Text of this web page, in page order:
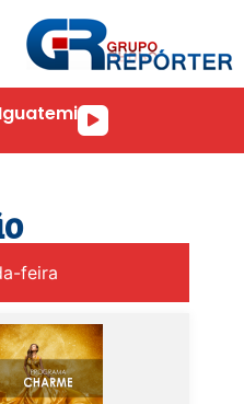
IguatemiTocador
feira